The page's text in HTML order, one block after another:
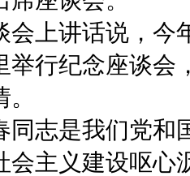
会上讲话说，今
举行纪念座谈会
同志是我们党和
会主义建设呕